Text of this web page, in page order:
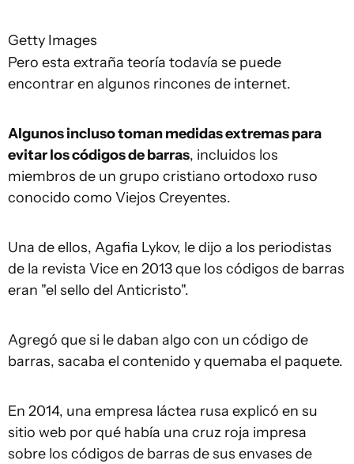
Getty Images
Pero esta extraña teoría todavía se puede
encontrar en algunos rincones de internet.
Algunos incluso toman medidas extremas para
evitar los códigos de barras, incluidos los
miembros de un grupo cristiano ortodoxo ruso
conocido como Viejos Creyentes.
Una de ellos, Agafia Lykov, le dijo a los periodistas
de la revista Vice en 2013 que los códigos de barras
eran "el sello del Anticristo".
Agregó que si le daban algo con un código de
barras, sacaba el contenido y quemaba el paquete.
En 2014, una empresa láctea rusa explicó en su
sitio web por qué había una cruz roja impresa
sobre los códigos de barras de sus envases de